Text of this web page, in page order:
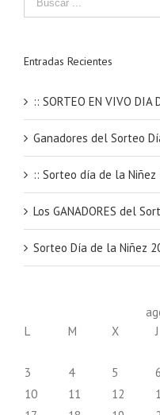
Entradas Recientes
:: SORTEO EN VIVO DIA
Ganadores del Sorteo
:: Sorteo día de la Niñez
Los GANADORES del
Sorteo Día de la Niñez
L
M X J
3
4 5 6
10
11 12